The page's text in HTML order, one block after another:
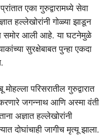
एका गुरुद्वारामध्ये सेवा
हल्लेखोरांनी गोळ्या झाडून
समोर आली आहे. या घटनेमुळे
सुरक्षेबाबत पुन्हा एकदा
मोहल्ला परिसरातील गुरुद्वारात
जगन्नाथ आणि अस्मा वंती
अज्ञात हल्लेखोरांनी
दोघांचाही जागीच मृत्यू झाला.